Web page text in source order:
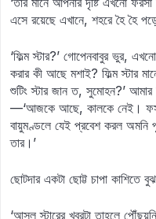
এসে রয়েছে এখানে, শহরে হৈ হৈ
‘ফিল্ম স্টার?’ গোপেনবাবুর ভুর,
করার কী আছে মশাই? ফিল্ম স্টার
শুটিং স্টার জান ত, সুমোহন?’ আমার
—‘আজকে আছে, কালকে নেই।
বায়ুমণ্ডলে যেই প্রবেশ করল অমনি
তার।’
ছোটদার একটা ছোট্ট চাপা কাশিতে
‘আসল স্টারের খবরটা তাহলে